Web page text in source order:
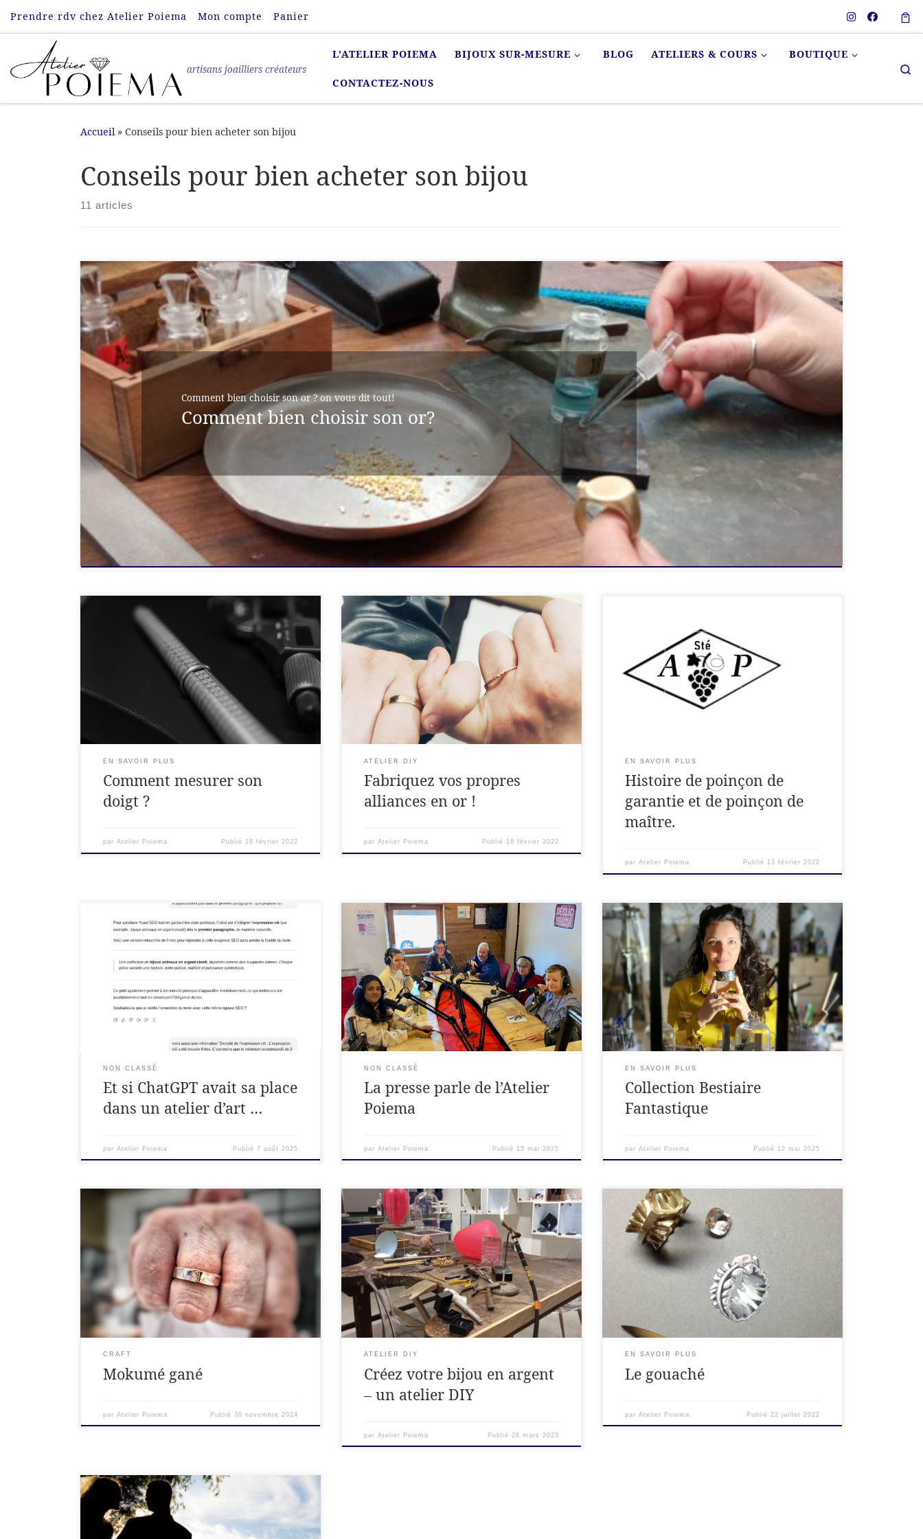
Passer au contenu
Prendre rdv chez Atelier Poiema Mon compte Panier
artisans joailliers créateurs
L’ATELIER POIEMA BIJOUX SUR-MESURE BLOG ATELIERS & COURS BOUTIQUE
CONTACTEZ-NOUS
Accueil » Conseils pour bien acheter son bijou
Conseils pour bien acheter son bijou
11 articles
Comment bien choisir son or ? on vous dit tout!
Comment bien choisir son or?
Vous souhaitez commander mais vous doutez
de votre taille? Pas de panique, nous allons tout
vous expliquer. Comment prendre sa taille de
doigt? Vous pouvez utiliser une bande de papier
mais aussi un mettre de couturière. Ici nous
partons du principe que vous n’avez qu’un
matériel sommaire sous la main […]
EN SAVOIR PLUS
Comment mesurer son
doigt ?
parAtelier Poiema Publié 18 février 2022
Lors d’un Week-end au cœur de l’Ardèche, vous
créez mutuellement vos alliances.
ATELIER DIY
Fabriquez vos propres
alliances en or !
parAtelier Poiema Publié 18 février 2022
Les poinçons, Quésaco? Cherchez bien sur vos
bijoux, si c’est de l’or ou de l’argent, il y a à coup
sûr de petites marques. Il en existe deux sortes :
le poinçon de garantie et le poinçon de maître.
Ce sont des garanties protégeant le
consommateur, le législateur et l’artisan. […]
EN SAVOIR PLUS
Histoire de poinçon de
garantie et de poinçon de
maître.
parAtelier Poiema Publié 13 février 2022
Travailler avec ses mains… et parfois avec un
peu d’intelligence artificielle ChatGPT &
Quand on pousse la porte de l’Atelier Poiema,
matières nobles, de savoir-faire ancestral.
Chaque bijou y est conçu avec patience, à la
NON CLASSÉ
Et si ChatGPT avait sa place
dans un atelier d’art …
parAtelier Poiema Publié 7 août 2025
NON CLASSÉ
La presse parle de l’Atelier
Poiema
parAtelier Poiema Publié 15 mai 2025
Bestiaire fantastique – Bijoux sculptés et
talismans contemporains Une collection de
bijoux animaliers en argent ciselé façonnés
comme des sculptures intimes. Chaque pièce
raconte une histoire, entre poésie, matière et
puissance symbolique. Bijoux animaux,
bestiaire fantastique : entre réalité et
merveilleux Les animaux du bijoux d’art
Bestiaire fantastique sont bien […]
EN SAVOIR PLUS
Collection Bestiaire
Fantastique
parAtelier Poiema Publié 12 mai 2025
Superposition de feuilles d’argent et de feuilles
de cuivre. Soudure à haute température des
différentes épaisseurs entre elles. Forge de la
matière : vrille du lingot 4 futurs anneaux
débités après le laminage de la vrille. Le
mokumé gané est une technique japonaise
ancestrale de travail du métal qui produit […]
CRAFT
Mokumé gané
parAtelier Poiema Publié 30 novembre 2024
Créez votre Propre bijou en argent – DIY Vous
êtes créatifs et avez de la dextérité ? DIY – créez
votre bijou ! Guidé par votre artisane d’art
bijoutier, apprenez à travailler la matière et
donner vie à de véritables bijoux en argent 925
. Vous découvrirez les outils de […]
ATELIER DIY
Créez votre bijou en argent
– un atelier DIY
parAtelier Poiema Publié 28 mars 2023
« Les gouachés sont à la haute joaillerie ce que
les patrons sont à la haute couture : un dessin
technique qui guidera toutes les mains
intervenant dans la création du bijou. »
Sylvette Botella-Gaudichon, Attachée de
conservation à La Piscine de Roubaix à
l’occasion d’une exposition en 2018. C’est quoi
EN SAVOIR PLUS
Le gouaché
parAtelier Poiema Publié 22 juillet 2022
Nos modèles d'alliances. Cette liste n'est pas
exhaustive. Des milliers de variantes sont